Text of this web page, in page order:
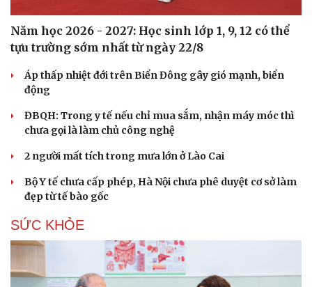
Năm học 2026 - 2027: Học sinh lớp 1, 9, 12 có thể
tựu trường sớm nhất từ ngày 22/8
Áp thấp nhiệt đới trên Biển Đông gây gió mạnh, biển
động
ĐBQH: Trong y tế nếu chỉ mua sắm, nhận máy móc thì
chưa gọi là làm chủ công nghệ
2 người mất tích trong mưa lớn ở Lào Cai
Bộ Y tế chưa cấp phép, Hà Nội chưa phê duyệt cơ sở làm
đẹp từ tế bào gốc
SỨC KHỎE